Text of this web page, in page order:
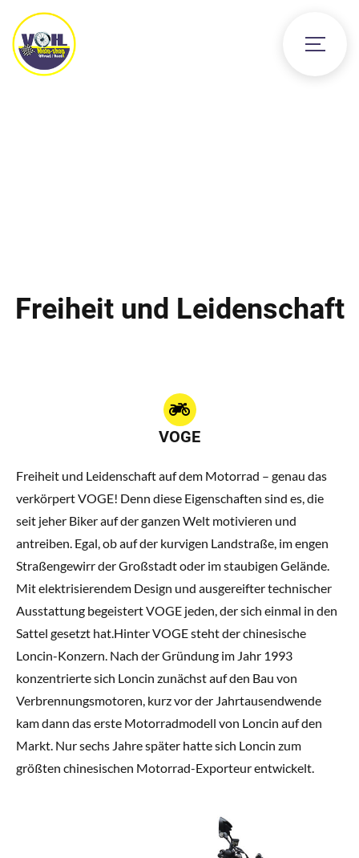
Freiheit und Leidenschaft
VOGE
Freiheit und Leidenschaft auf dem Motorrad – genau das
verkörpert VOGE! Denn diese Eigenschaften sind es, die
seit jeher Biker auf der ganzen Welt motivieren und
antreiben. Egal, ob auf der kurvigen Landstraße, im engen
Straßengewirr der Großstadt oder im staubigen Gelände.
Mit elektrisierendem Design und ausgereifter technischer
Ausstattung begeistert VOGE jeden, der sich einmal in den
Sattel gesetzt hat.Hinter VOGE steht der chinesische
Loncin-Konzern. Nach der Gründung im Jahr 1993
konzentrierte sich Loncin zunächst auf den Bau von
Verbrennungsmotoren, kurz vor der Jahrtausendwende
kam dann das erste Motorradmodell von Loncin auf den
Markt. Nur sechs Jahre später hatte sich Loncin zum
größten chinesischen Motorrad-Exporteur entwickelt.